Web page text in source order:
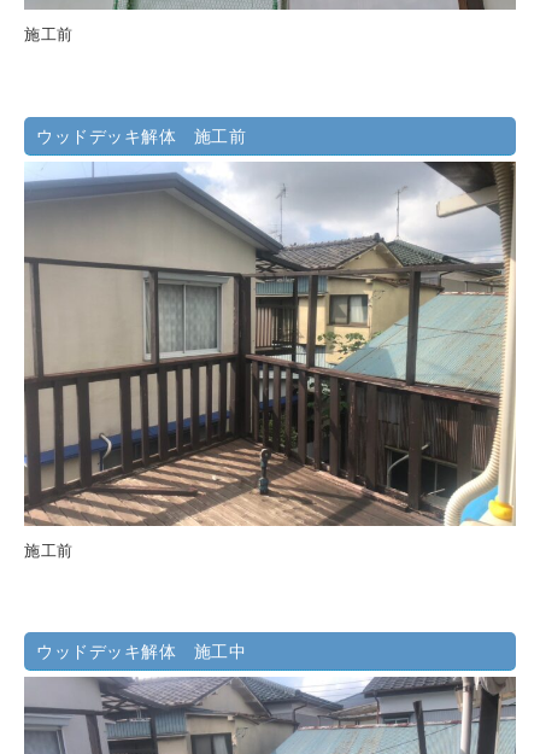
施工前
ウッドデッキ解体 施工前
施工前
ウッドデッキ解体 施工中